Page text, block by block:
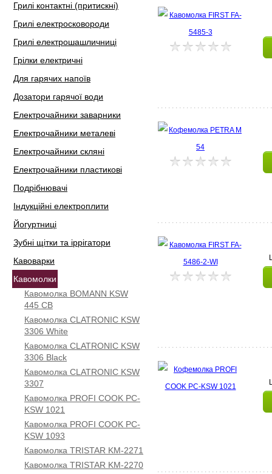
Грилі контактні (притискні)
Грилі електросковороди
Грилі електрошашличниці
Грілки електричні
Для гарячих напоїв
Дозатори гарячої води
Електрочайники заварники
Електрочайники металеві
Електрочайники скляні
Електрочайники пластикові
Подрібнювачі
Індукційні електроплити
Йогуртниці
Зубні щітки та іррігатори
Кавоварки
Кавомолки
Кавомолка BOMANN KSW
445 CB
Кавомолка CLATRONIC KSW
3306 White
Кавомолка CLATRONIC KSW
3306 Black
Кавомолка CLATRONIC KSW
3307
Кавомолка PROFI COOK PC-
KSW 1021
Кавомолка PROFI COOK PC-
KSW 1093
Кавомолка TRISTAR KM-2271
Кавомолка TRISTAR KM-2270